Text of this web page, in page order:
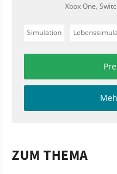
Xbox One,
Simulation
ZUM THEMA